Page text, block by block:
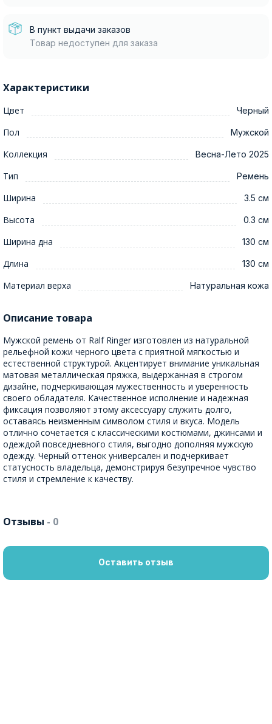
В пункт выдачи заказов
Товар недоступен для заказа
Характеристики
Цвет Черный
Пол Мужской
Коллекция Весна-Лето 2025
Тип Ремень
Ширина 3.5 см
Высота 0.3 см
Ширина дна 130 см
Длина 130 см
Материал верха Натуральная кожа
Описание товара
Мужской ремень от Ralf Ringer изготовлен из натуральной
рельефной кожи черного цвета с приятной мягкостью и
естественной структурой. Акцентирует внимание уникальная
матовая металлическая пряжка, выдержанная в строгом
дизайне, подчеркивающая мужественность и уверенность
своего обладателя. Качественное исполнение и надежная
фиксация позволяют этому аксессуару служить долго,
оставаясь неизменным символом стиля и вкуса. Модель
отлично сочетается с классическими костюмами, джинсами и
одеждой повседневного стиля, выгодно дополняя мужскую
одежду. Черный оттенок универсален и подчеркивает
статусность владельца, демонстрируя безупречное чувство
стиля и стремление к качеству.
Отзывы - 0
Оставить отзыв